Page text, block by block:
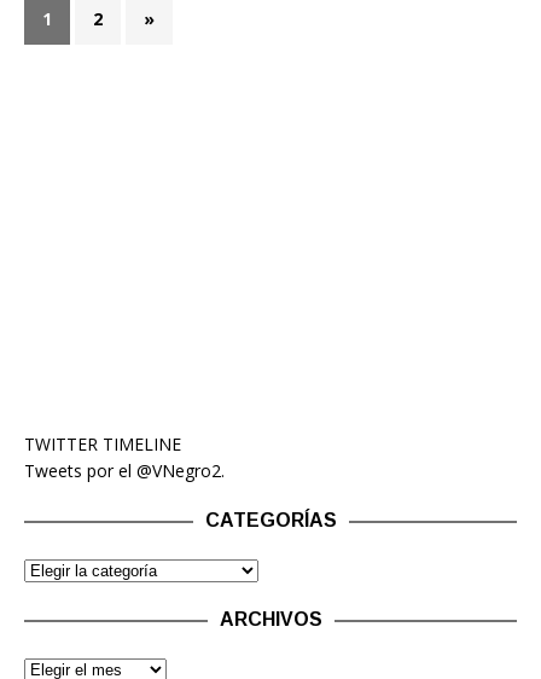
1 2 »
TWITTER TIMELINE
Tweets por el @VNegro2.
CATEGORÍAS
ARCHIVOS